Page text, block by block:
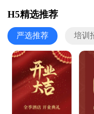
H5精选推荐
严选推荐 培训